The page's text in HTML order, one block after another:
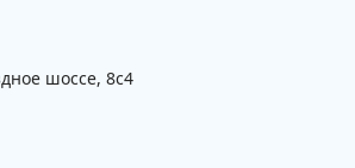
шоссе, 8с4